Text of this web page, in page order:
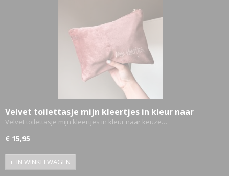
Velvet toilettasje mijn kleertjes in kleur naar
keuze
Velvet toilettasje mijn kleertjes in kleur naar keuze…
€ 15,95
IN WINKELWAGEN